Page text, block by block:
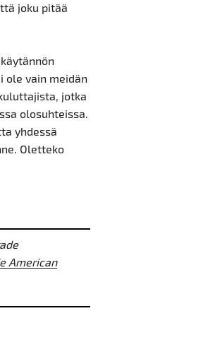
joku pitää
ole vain meidän
jotka
olosuhteissa.
yhdessä
Oletteko
American